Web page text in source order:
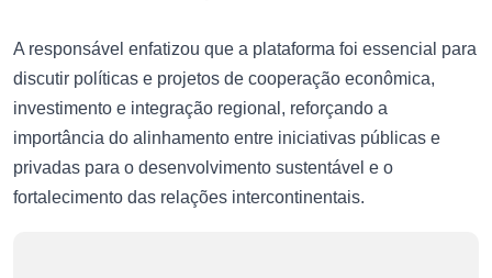
A responsável enfatizou que a plataforma foi essencial para
discutir políticas e projetos de cooperação econômica,
investimento e integração regional, reforçando a
importância do alinhamento entre iniciativas públicas e
privadas para o desenvolvimento sustentável e o
fortalecimento das relações intercontinentais.